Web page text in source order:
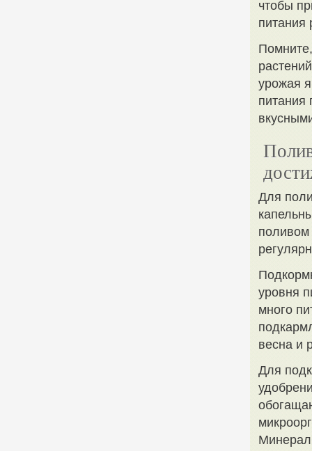
чтобы
питания
урожая
питания
Для
поливом
уровня
много
весна и
Для